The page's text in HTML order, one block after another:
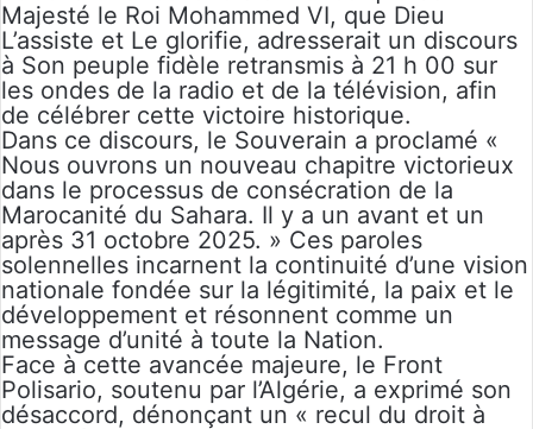
Majesté le Roi Mohammed VI, que Dieu
L’assiste et Le glorifie, adresserait un discours
à Son peuple fidèle retransmis à 21 h 00 sur
les ondes de la radio et de la télévision, afin
de célébrer cette victoire historique.
Dans ce discours, le Souverain a proclamé «
Nous ouvrons un nouveau chapitre victorieux
dans le processus de consécration de la
Marocanité du Sahara. Il y a un avant et un
après 31 octobre 2025. » Ces paroles
solennelles incarnent la continuité d’une vision
nationale fondée sur la légitimité, la paix et le
développement et résonnent comme un
message d’unité à toute la Nation.
Face à cette avancée majeure, le Front
Polisario, soutenu par l’Algérie, a exprimé son
désaccord, dénonçant un « recul du droit à